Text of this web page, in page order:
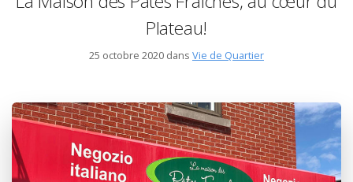
Plateau!
25 octobre 2020 dans Vie de Quartier